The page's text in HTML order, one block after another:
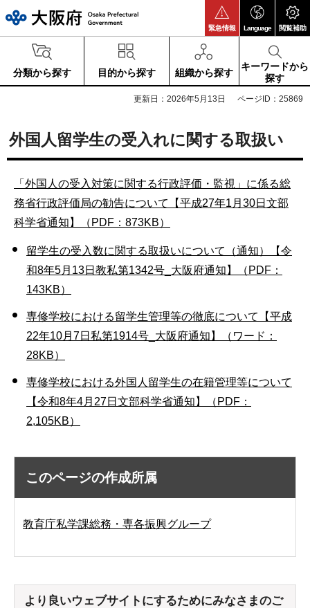
緊急情報 Language 閲覧補助
分類から探す 目的から探す 組織から探す
キーワードから
探す
更新日：2026年5月13日 ページID：25869
外国人留学生の受入れに関する取扱い
「外国人の受入対策に関する行政評価・監視」に係る総
務省行政評価局の勧告について【平成27年1月30日文部
科学省通知】（PDF：873KB）
留学生の受入数に関する取扱いについて（通知）【令
和8年5月13日教私第1342号_大阪府通知】（PDF：
143KB）
専修学校における留学生管理等の徹底について【平成
22年10月7日私第1914号_大阪府通知】（ワード：
28KB）
専修学校における外国人留学生の在籍管理等について
【令和8年4月27日文部科学省通知】（PDF：
2,105KB）
このページの作成所属
教育庁私学課総務・専各振興グループ
より良いウェブサイトにするためにみなさまのご